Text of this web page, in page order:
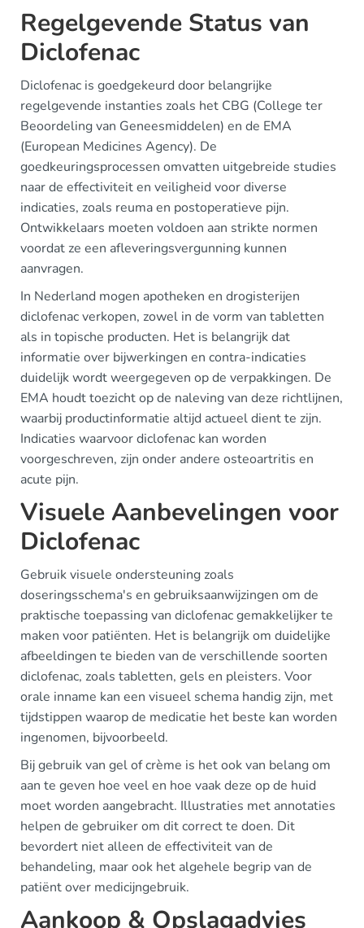
Regelgevende Status van
Diclofenac
Diclofenac is goedgekeurd door belangrijke
regelgevende instanties zoals het CBG (College ter
Beoordeling van Geneesmiddelen) en de EMA
(European Medicines Agency). De
goedkeuringsprocessen omvatten uitgebreide studies
naar de effectiviteit en veiligheid voor diverse
indicaties, zoals reuma en postoperatieve pijn.
Ontwikkelaars moeten voldoen aan strikte normen
voordat ze een afleveringsvergunning kunnen
aanvragen.
In Nederland mogen apotheken en drogisterijen
diclofenac verkopen, zowel in de vorm van tabletten
als in topische producten. Het is belangrijk dat
informatie over bijwerkingen en contra-indicaties
duidelijk wordt weergegeven op de verpakkingen. De
EMA houdt toezicht op de naleving van deze richtlijnen,
waarbij productinformatie altijd actueel dient te zijn.
Indicaties waarvoor diclofenac kan worden
voorgeschreven, zijn onder andere osteoartritis en
acute pijn.
Visuele Aanbevelingen voor
Diclofenac
Gebruik visuele ondersteuning zoals
doseringsschema's en gebruiksaanwijzingen om de
praktische toepassing van diclofenac gemakkelijker te
maken voor patiënten. Het is belangrijk om duidelijke
afbeeldingen te bieden van de verschillende soorten
diclofenac, zoals tabletten, gels en pleisters. Voor
orale inname kan een visueel schema handig zijn, met
tijdstippen waarop de medicatie het beste kan worden
ingenomen, bijvoorbeeld.
Bij gebruik van gel of crème is het ook van belang om
aan te geven hoe veel en hoe vaak deze op de huid
moet worden aangebracht. Illustraties met annotaties
helpen de gebruiker om dit correct te doen. Dit
bevordert niet alleen de effectiviteit van de
behandeling, maar ook het algehele begrip van de
patiënt over medicijngebruik.
Aankoop & Opslagadvies